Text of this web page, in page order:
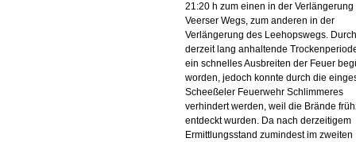
21:20 h zum einen in der Verlängerung
Veerser Wegs, zum anderen in der
Verlängerung des Leehopswegs.
derzeit lang anhaltende
ein schnelles Ausbreiten der Feuer
worden, jedoch konnte durch die
Scheeßeler Feuerwehr Schlimmeres
verhindert werden, weil die Brände
entdeckt wurden. Da nach derzeitigem
Ermittlungsstand zumindest im zweiten